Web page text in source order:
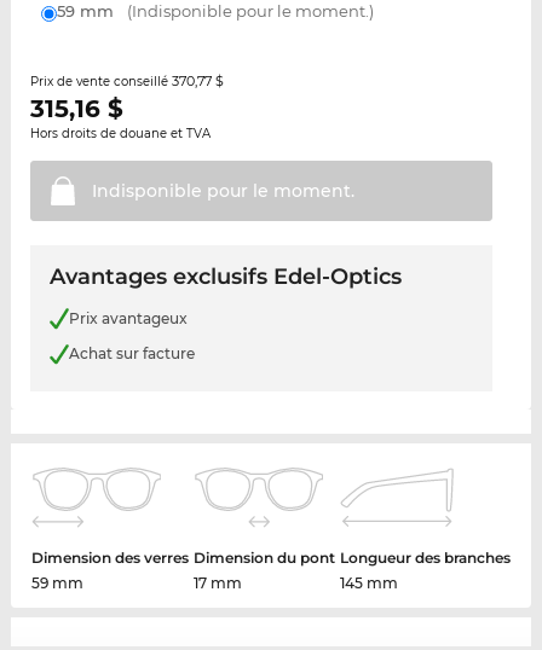
59 mm (Indisponible pour le moment.)
Prix de vente conseillé 370,77 $
315,16$
Hors droits de douane et TVA
Indisponible pour le moment.
Avantages exclusifs Edel-Optics
Prix avantageux
Achat sur facture
Dimension des verres
59 mm
Dimension du pont
17 mm
Longueur des branches
145 mm